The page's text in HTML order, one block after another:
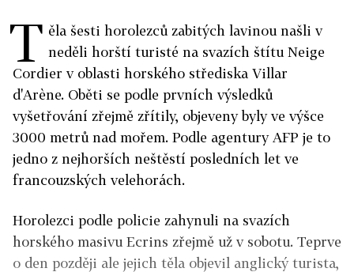
T ěla šesti horolezců zabitých lavinou našli v
neděli horští turisté na svazích štítu Neige
Cordier v oblasti horského střediska Villar
d'Arène. Oběti se podle prvních výsledků
vyšetřování zřejmě zřítily, objeveny byly ve výšce
3000 metrů nad mořem. Podle agentury AFP je to
jedno z nejhorších neštěstí posledních let ve
francouzských velehorách.
Horolezci podle policie zahynuli na svazích
horského masivu Ecrins zřejmě už v sobotu. Teprve
o den později ale jejich těla objevil anglický turista,